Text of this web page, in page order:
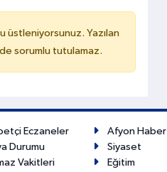
üstleniyorsunuz. Yazılan
sorumlu tutulamaz.
Eczaneler
Durumu
Vakitleri
Afyon Haber
Siyaset
Eğitim